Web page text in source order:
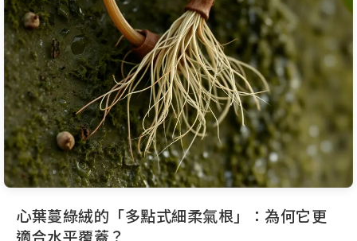
心葉蔓綠絨的「多點式細柔氣根」：為何它更
適合水平覆蓋？